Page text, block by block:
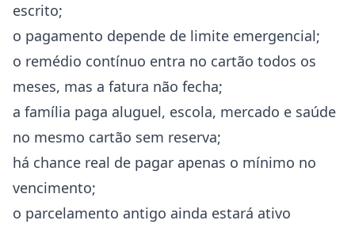
escrito;
o pagamento depende de limite emergencial;
o remédio contínuo entra no cartão todos os
meses, mas a fatura não fecha;
a família paga aluguel, escola, mercado e saúde
no mesmo cartão sem reserva;
há chance real de pagar apenas o mínimo no
vencimento;
o parcelamento antigo ainda estará ativo